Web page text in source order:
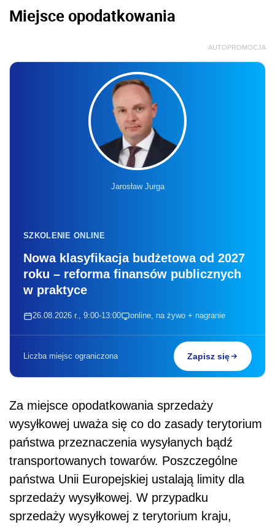
Miejsce opodatkowania
AUTOPROMOCJA
Jarosław Jurga
SZKOLENIE ONLINE
Nowa klasyfikacja budżetowa od 2027
roku – reforma finansów publicznych
w praktyce
26.08.2026 r., 9:00-13:00 online, na żywo + nagranie
Liczba miejsc ograniczona Zapisz się
Za miejsce opodatkowania sprzedaży
wysyłkowej uważa się co do zasady terytorium
państwa przeznaczenia wysyłanych bądź
transportowanych towarów. Poszczególne
państwa Unii Europejskiej ustalają limity dla
sprzedaży wysyłkowej. W przypadku
sprzedaży wysyłkowej z terytorium kraju,